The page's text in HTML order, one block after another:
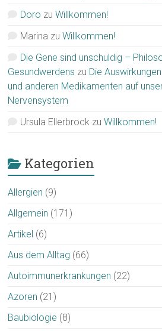
Doro zuWillkommen!
Marina zuWillkommen!
Die Gene sind unschuldig –
Gesundwerdens zu Die
und anderen Medikamenten auf
Nervensystem
Ursula Ellerbrock zuWillkommen!
Kategorien
Allergien (9)
Allgemein (171)
Artikel (6)
Aus dem Alltag (66)
Autoimmunerkrankungen (22)
Azoren (21)
Baubiologie (8)